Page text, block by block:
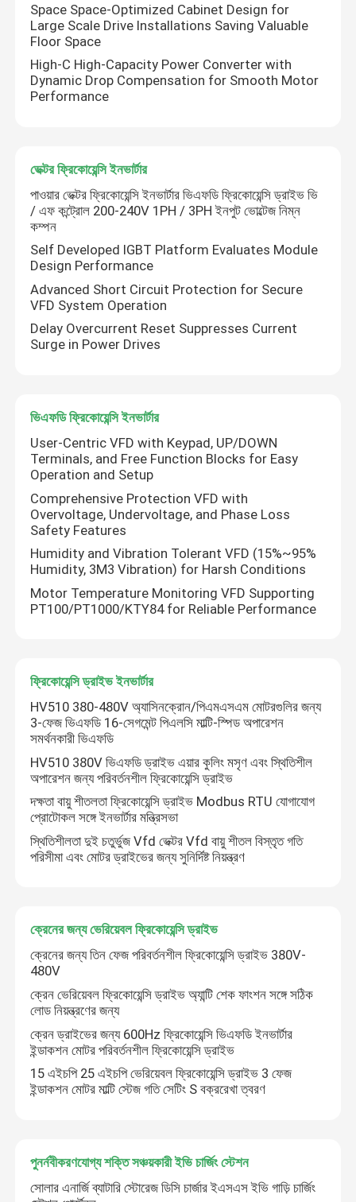
বাড়ি
ভিডিও
Space Space-Optimized Cabinet Design for
Large Scale Drive Installations Saving Valuable
Floor Space
High-C High-Capacity Power Converter with
Dynamic Drop Compensation for Smooth Motor
Performance
ভেক্টর ফ্রিকোয়েন্সি ইনভার্টার
পাওয়ার ভেক্টর ফ্রিকোয়েন্সি ইনভার্টার ভিএফডি ফ্রিকোয়েন্সি ড্রাইভ ভি
/ এফ কন্ট্রোল 200-240V 1PH / 3PH ইনপুট ভোল্টেজ নিম্ন
কম্পন
Self Developed IGBT Platform Evaluates Module
Design Performance
Advanced Short Circuit Protection for Secure
VFD System Operation
Delay Overcurrent Reset Suppresses Current
Surge in Power Drives
ভিএফডি ফ্রিকোয়েন্সি ইনভার্টার
User-Centric VFD with Keypad, UP/DOWN
Terminals, and Free Function Blocks for Easy
Operation and Setup
Comprehensive Protection VFD with
Overvoltage, Undervoltage, and Phase Loss
Safety Features
Humidity and Vibration Tolerant VFD (15%~95%
Humidity, 3M3 Vibration) for Harsh Conditions
Motor Temperature Monitoring VFD Supporting
PT100/PT1000/KTY84 for Reliable Performance
ফ্রিকোয়েন্সি ড্রাইভ ইনভার্টার
HV510 380-480V অ্যাসিনক্রোন/পিএমএসএম মোটরগুলির জন্য
3-ফেজ ভিএফডি 16-সেগমেন্ট পিএলসি মাল্টি-স্পিড অপারেশন
সমর্থনকারী ভিএফডি
HV510 380V ভিএফডি ড্রাইভ এয়ার কুলিং মসৃণ এবং স্থিতিশীল
অপারেশন জন্য পরিবর্তনশীল ফ্রিকোয়েন্সি ড্রাইভ
দক্ষতা বায়ু শীতলতা ফ্রিকোয়েন্সি ড্রাইভ Modbus RTU যোগাযোগ
প্রোটোকল সঙ্গে ইনভার্টার মন্ত্রিসভা
স্থিতিশীলতা দুই চতুর্ভুজ Vfd ভেক্টর Vfd বায়ু শীতল বিস্তৃত গতি
পরিসীমা এবং মোটর ড্রাইভের জন্য সুনির্দিষ্ট নিয়ন্ত্রণ
ক্রেনের জন্য ভেরিয়েবল ফ্রিকোয়েন্সি ড্রাইভ
ক্রেনের জন্য তিন ফেজ পরিবর্তনশীল ফ্রিকোয়েন্সি ড্রাইভ 380V-
480V
ক্রেন ভেরিয়েবল ফ্রিকোয়েন্সি ড্রাইভ অ্যান্টি শেক ফাংশন সঙ্গে সঠিক
লোড নিয়ন্ত্রণের জন্য
ক্রেন ড্রাইভের জন্য 600Hz ফ্রিকোয়েন্সি ভিএফডি ইনভার্টার
ইন্ডাকশন মোটর পরিবর্তনশীল ফ্রিকোয়েন্সি ড্রাইভ
15 এইচপি 25 এইচপি ভেরিয়েবল ফ্রিকোয়েন্সি ড্রাইভ 3 ফেজ
ইন্ডাকশন মোটর মাল্টি স্টেজ গতি সেটিং S বক্ররেখা ত্বরণ
পুনর্নবীকরণযোগ্য শক্তি সঞ্চয়কারী ইভি চার্জিং স্টেশন
সোলার এনার্জি ব্যাটারি স্টোরেজ ডিসি চার্জার ইএসএস ইভি গাড়ি চার্জিং